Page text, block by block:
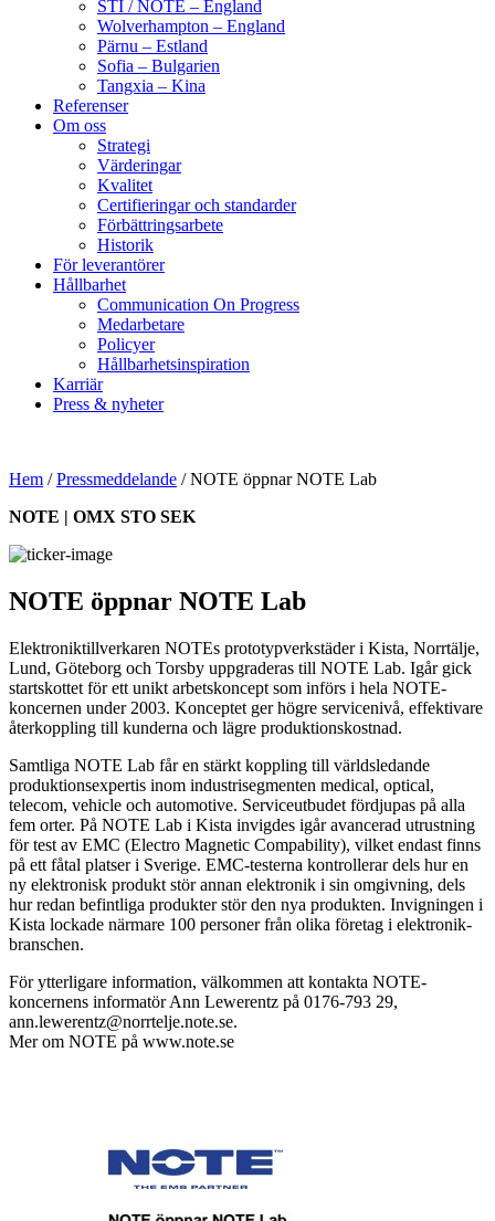
STI / NOTE – England
Wolverhampton – England
Pärnu – Estland
Sofia – Bulgarien
Tangxia – Kina
Referenser
Om oss
Strategi
Värderingar
Kvalitet
Certifieringar och standarder
Förbättringsarbete
Historik
För leverantörer
Hållbarhet
Communication On Progress
Medarbetare
Policyer
Hållbarhetsinspiration
Karriär
Press & nyheter
Hem /Pressmeddelande /NOTE öppnar NOTE Lab
NOTE | OMX STO SEK
NOTE öppnar NOTE Lab
Elektroniktillverkaren NOTEs prototypverkstäder i Kista, Norrtälje,
Lund, Göteborg och Torsby uppgraderas till NOTE Lab. Igår gick
startskottet för ett unikt arbetskoncept som införs i hela NOTE-
koncernen under 2003. Konceptet ger högre servicenivå, effektivare
återkoppling till kunderna och lägre produktionskostnad.
Samtliga NOTE Lab får en stärkt koppling till världsledande
produktionsexpertis inom industrisegmenten medical, optical,
telecom, vehicle och automotive. Serviceutbudet fördjupas på alla
fem orter. På NOTE Lab i Kista invigdes igår avancerad utrustning
för test av EMC (Electro Magnetic Compability), vilket endast finns
på ett fåtal platser i Sverige. EMC-testerna kontrollerar dels hur en
ny elektronisk produkt stör annan elektronik i sin omgivning, dels
hur redan befintliga produkter stör den nya produkten. Invigningen i
Kista lockade närmare 100 personer från olika företag i elektronik-
branschen.
För ytterligare information, välkommen att kontakta NOTE-
koncernens informatör Ann Lewerentz på 0176-793 29,
ann.lewerentz@norrtelje.note.se.
Mer om NOTE på www.note.se